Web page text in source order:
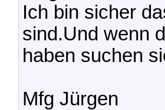
Ich bin sicher
sind.Und wenn
haben suchen
Mfg Jürgen